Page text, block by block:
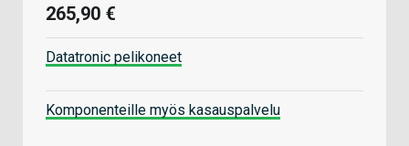
265,90 €
Datatronic pelikoneet
Komponenteille myös kasauspalvelu